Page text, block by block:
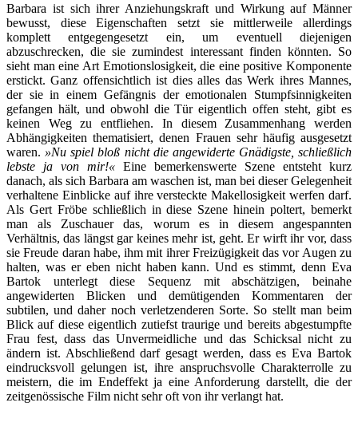
Barbara ist sich ihrer Anziehungskraft und Wirkung auf Männer
bewusst, diese Eigenschaften setzt sie mittlerweile allerdings
komplett entgegengesetzt ein, um eventuell diejenigen
abzuschrecken, die sie zumindest interessant finden könnten. So
sieht man eine Art Emotionslosigkeit, die eine positive Komponente
erstickt. Ganz offensichtlich ist dies alles das Werk ihres Mannes,
der sie in einem Gefängnis der emotionalen Stumpfsinnigkeiten
gefangen hält, und obwohl die Tür eigentlich offen steht, gibt es
keinen Weg zu entfliehen. In diesem Zusammenhang werden
Abhängigkeiten thematisiert, denen Frauen sehr häufig ausgesetzt
waren. »Nu spiel bloß nicht die angewiderte Gnädigste, schließlich
lebste ja von mir!« Eine bemerkenswerte Szene entsteht kurz
danach, als sich Barbara am waschen ist, man bei dieser Gelegenheit
verhaltene Einblicke auf ihre versteckte Makellosigkeit werfen darf.
Als Gert Fröbe schließlich in diese Szene hinein poltert, bemerkt
man als Zuschauer das, worum es in diesem angespannten
Verhältnis, das längst gar keines mehr ist, geht. Er wirft ihr vor, dass
sie Freude daran habe, ihm mit ihrer Freizügigkeit das vor Augen zu
halten, was er eben nicht haben kann. Und es stimmt, denn Eva
Bartok unterlegt diese Sequenz mit abschätzigen, beinahe
angewiderten Blicken und demütigenden Kommentaren der
subtilen, und daher noch verletzenderen Sorte. So stellt man beim
Blick auf diese eigentlich zutiefst traurige und bereits abgestumpfte
Frau fest, dass das Unvermeidliche und das Schicksal nicht zu
ändern ist. Abschließend darf gesagt werden, dass es Eva Bartok
eindrucksvoll gelungen ist, ihre anspruchsvolle Charakterrolle zu
meistern, die im Endeffekt ja eine Anforderung darstellt, die der
zeitgenössische Film nicht sehr oft von ihr verlangt hat.